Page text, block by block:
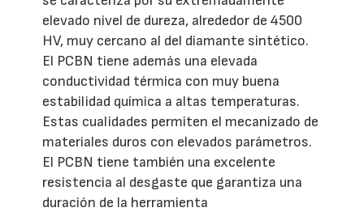
elevado nivel de dureza, alrededor de 4500
HV, muy cercano al del diamante sintético.
El PCBN tiene además una elevada
conductividad térmica con muy buena
estabilidad química a altas temperaturas.
Estas cualidades permiten el mecanizado de
materiales duros con elevados parámetros.
El PCBN tiene también una excelente
resistencia al desgaste que garantiza una
duración de la herramienta